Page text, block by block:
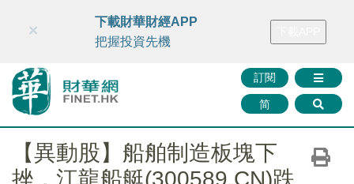
財華智庫網 FINTV FINMETA 財華證券 媒體矩陣
訂閱
简
×
下載財華財經APP
把握投資先機
【異動股】船舶制造板塊下
挫，江龍船艇(300589.CN)跌